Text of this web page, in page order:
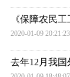
《保障农民
2020-01-09 20:21:23
去年12月我